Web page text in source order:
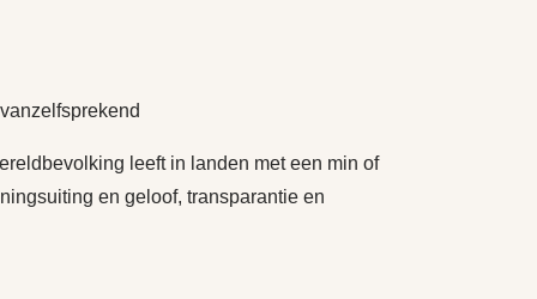
leeft in landen met een min of
en geloof, transparantie en